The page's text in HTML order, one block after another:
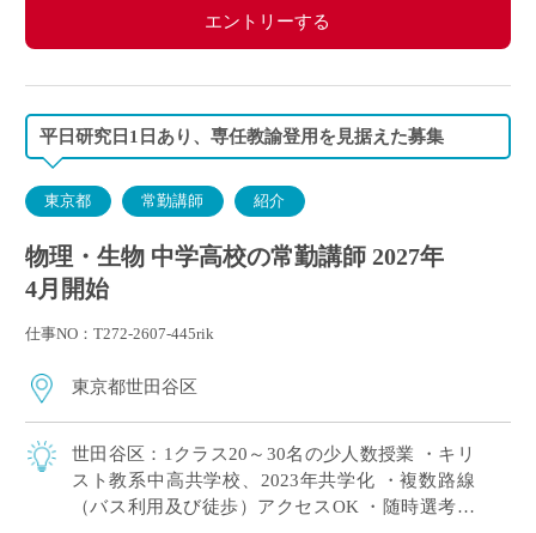
エントリーする
平日研究日1日あり、専任教諭登用を見据えた募集
東京都 常勤講師 紹介
物理・生物 中学高校の常勤講師 2027年
4月開始
仕事NO：T272-2607-445rik
東京都世田谷区
世田谷区：1クラス20～30名の少人数授業 ・キリ
スト教系中高共学校、2023年共学化 ・複数路線
（バス利用及び徒歩）アクセスOK ・随時選考で